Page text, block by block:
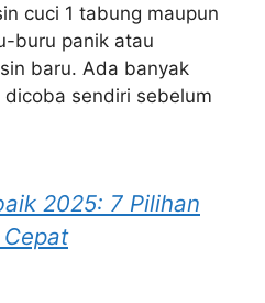
cuci 1 tabung maupun
buru panik atau
baru. Ada banyak
sendiri sebelum
2025: 7 Pilihan